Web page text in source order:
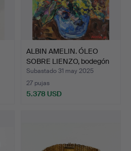
ALBIN AMELIN. ÓLEO
SOBRE LIENZO, bodegón
f…
Subastado 31 may 2025
27 pujas
5.378 USD